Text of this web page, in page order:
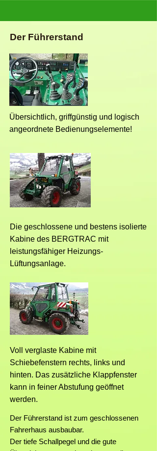
Der leicht erhöhte Führerstand erlaubt
die Anbaugeräte. Er ist geräumig und
weist griffgünstige
Bedienungselemente auf. Die
Arbeitshydrauliken werden über zwei
Joysticks mit Kreuzhebelschaltung
bedient. Die Kabine kann zum
geschlossenen Fahrerhaus ausgebaut
werden. Eine komfortable Heizungs-
Ebenso das Feldrandmanagement
FRM, der bequeme Einstieg, die gute
Übersicht, der tiefe Schallpegel, das
verstellbare Lenkrad und vieles mehr.
Im BERGTRAC kommen enorm
und sparsame Motoren mit über 3.1
Liter Hubraum zum Einsatz. Zusammen
mit den einfachen Getrieben (mit bis zu
64 Gängen), der grossen Bereifung (bis
Zapfwellendrehzahlen, der hohen
Anhängelast und der guten
Hangtauglichkeit wird der BERGTRAC
zu einem flinken und universellen
Vielzwecktraktor für Berg und Tal!
Der Führerstand
Übersichtlich, griffgünstig und logisch
angeordnete Bedienungselemente!
Die geschlossene und bestens isolierte
Kabine des BERGTRAC mit
leistungsfähiger Heizungs-
Lüftungsanlage.
Voll verglaste Kabine mit
Schiebefenstern rechts, links und
hinten. Das zusätzliche Klappfenster
kann in feiner Abstufung geöffnet
werden.
Der Führerstand ist zum geschlossenen
Fahrerhaus ausbaubar.
Der tiefe Schallpegel und die gute